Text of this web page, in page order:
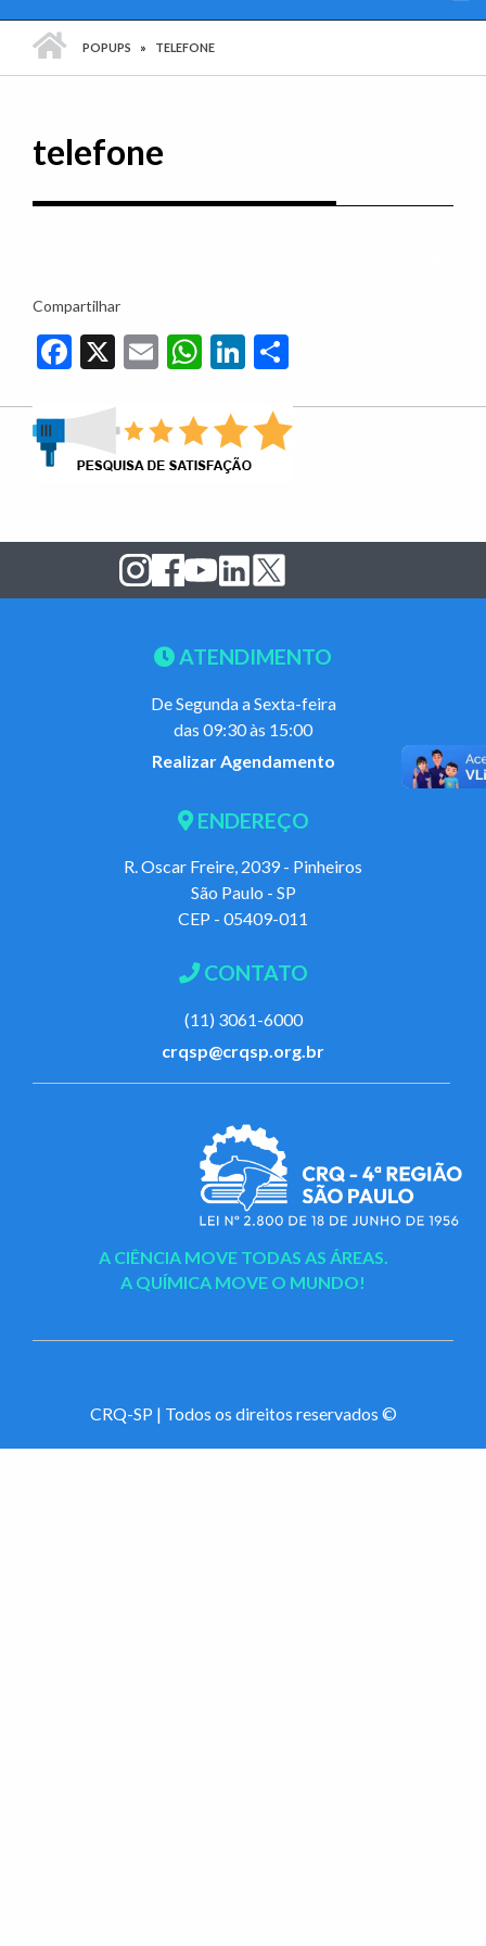
POPUPS TELEFONE
telefone
Compartilhar
Facebook
X EmailWhatsApp
LinkedIn
ATENDIMENTO
De Segunda a Sexta-feira
das 09:30 às 15:00
Realizar Agendamento
ENDEREÇO
R. Oscar Freire, 2039 - Pinheiros
São Paulo - SP
CEP - 05409-011
CONTATO
(11) 3061-6000
crqsp@crqsp.org.br
A CIÊNCIA MOVE TODAS AS ÁREAS.
A QUÍMICA MOVE O MUNDO!
CRQ-SP | Todos os direitos reservados ©